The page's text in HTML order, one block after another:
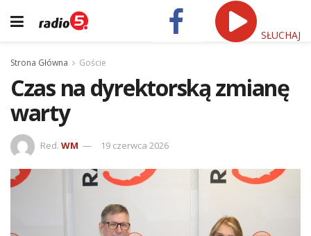
SŁUCHAJ
Strona Główna Goście
Czas na dyrektorską zmianę
warty
Red. WM 19 czerwca 2026